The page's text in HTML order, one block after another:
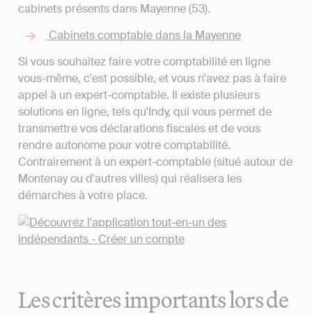
cabinets présents dans Mayenne (53).
Cabinets comptable dans la Mayenne
Si vous souhaitez faire votre comptabilité en ligne
vous-même, c'est possible, et vous n'avez pas à faire
appel à un expert-comptable. Il existe plusieurs
solutions en ligne, tels qu'Indy, qui vous permet de
transmettre vos déclarations fiscales et de vous
rendre autonome pour votre comptabilité.
Contrairement à un expert-comptable (situé autour de
Montenay ou d'autres villes) qui réalisera les
démarches à votre place.
Les critères importants lors de